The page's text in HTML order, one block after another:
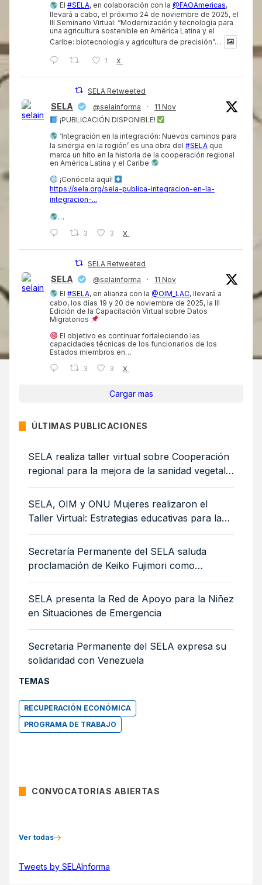
El #SELA, en colaboración con la @FAOAmericas,
llevará a cabo, el próximo 24 de noviembre de 2025, el
III Seminario Virtual: “Modernización y tecnología para
una agricultura sostenible en América Latina y el
Caribe: biotecnología y agricultura de precisión”…
1 X
SELA Retweeted
SELA @selainforma ·
11 Nov
¡PUBLICACIÓN DISPONIBLE!
‘Integración en la integración: Nuevos caminos para
la sinergia en la región’ es una obra del #SELA que
marca un hito en la historia de la cooperación regional
en América Latina y el Caribe
¡Conócela aquí!
https://sela.org/sela-publica-integracion-en-la-
integracion-...
…
3
3 X
SELA Retweeted
SELA @selainforma ·
11 Nov
El #SELA, en alianza con la @OIM_LAC, llevará a
cabo, los días 19 y 20 de noviembre de 2025, la III
Edición de la Capacitación Virtual sobre Datos
Migratorios
El objetivo es continuar fortaleciendo las
capacidades técnicas de los funcionarios de los
Estados miembros en…
3
3 X
Cargar mas
ÚLTIMAS PUBLICACIONES
SELA realiza taller virtual sobre Cooperación
regional para la mejora de la sanidad vegetal:
medidas sanitarias y fitosanitarias para la
sostenibilidad ambiental
SELA, OIM y ONU Mujeres realizaron el
Taller Virtual: Estrategias educativas para la
integración de mujeres y niñas migrantes
Secretaría Permanente del SELA saluda
proclamación de Keiko Fujimori como
Presidenta de Perú
SELA presenta la Red de Apoyo para la Niñez
en Situaciones de Emergencia
Secretaria Permanente del SELA expresa su
solidaridad con Venezuela
TEMAS
RECUPERACIÓN ECONÓMICA
PROGRAMA DE TRABAJO
CONVOCATORIAS ABIERTAS
Ver todas
Tweets by SELAInforma